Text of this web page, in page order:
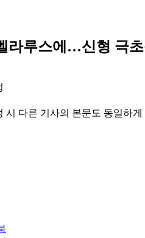
라루스에…신형 극
시 다른 기사의 본문도 동일하게